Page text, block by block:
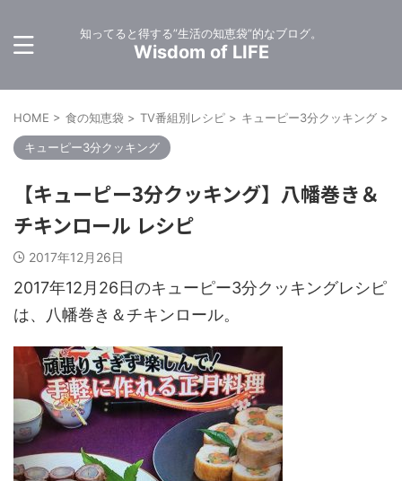
知ってると得する”生活の知恵袋”的なブログ。
Wisdom of LIFE
HOME > 食の知恵袋 > TV番組別レシピ > キューピー3分クッキング >
キューピー3分クッキング
【キューピー3分クッキング】八幡巻き＆
チキンロール レシピ
2017年12月26日
2017年12月26日のキューピー3分クッキングレシピ
は、八幡巻き＆チキンロール。